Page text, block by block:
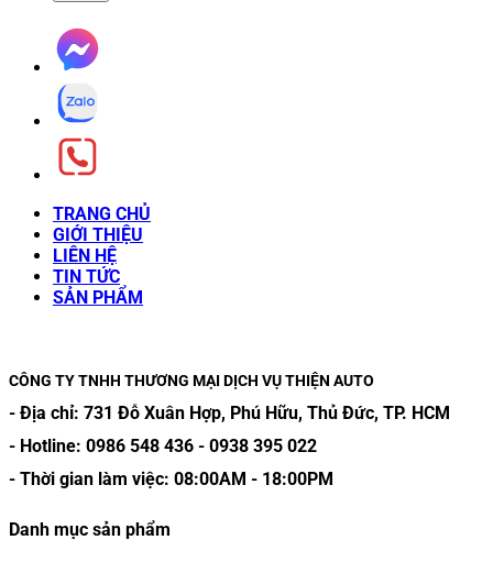
TRANG CHỦ
GIỚI THIỆU
LIÊN HỆ
TIN TỨC
SẢN PHẨM
CÔNG TY TNHH THƯƠNG MẠI DỊCH VỤ THIỆN AUTO
- Địa chỉ: 731 Đỗ Xuân Hợp, Phú Hữu, Thủ Đức, TP. HCM
- Hotline: 0986 548 436 - 0938 395 022
- Thời gian làm việc: 08:00AM - 18:00PM
Danh mục sản phẩm